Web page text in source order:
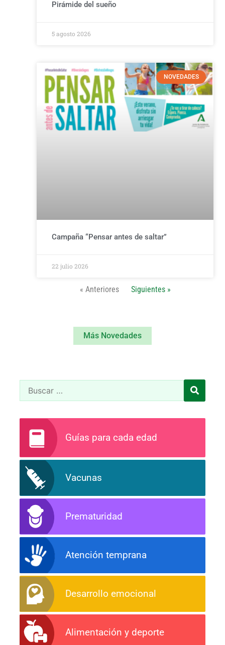
Pirámide del sueño
5 agosto 2026
NOVEDADES
Campaña “Pensar antes de saltar”
22 julio 2026
« Anteriores Siguientes »
Más Novedades
Guías para cada edad
Vacunas
Prematuridad
Atención temprana
Desarrollo emocional
Alimentación y deporte